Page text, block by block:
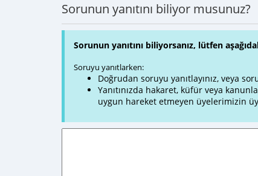
Sorunun yanıtını biliyor musunuz?
Sorunun yanıtını biliyorsanız, lütfen
Soruyu yanıtlarken:
Doğrudan soruyu yanıtlayınız, veya
Yanıtınızda hakaret, küfür veya
uygun hareket etmeyen üyelerimizin